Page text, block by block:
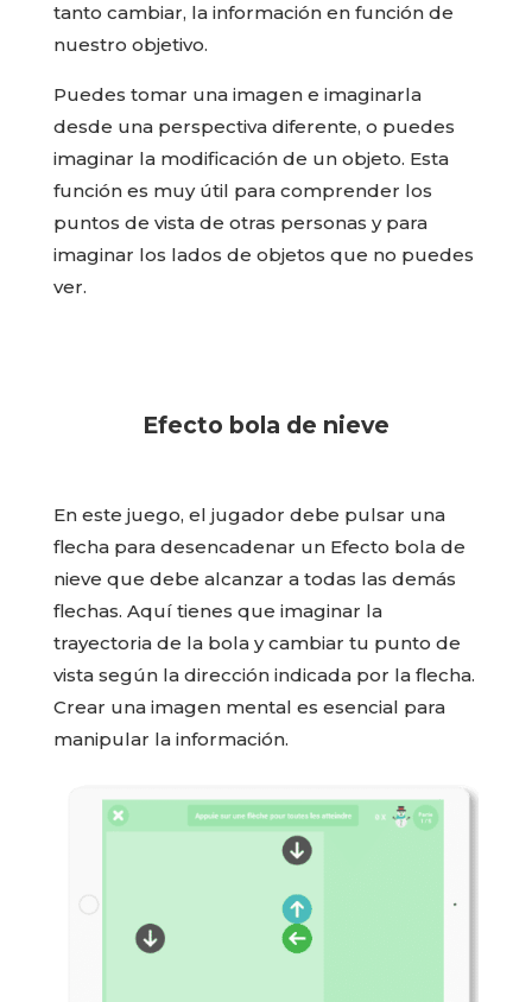
tanto cambiar, la información en función de
nuestro objetivo.
Puedes tomar una imagen e imaginarla
desde una perspectiva diferente, o puedes
imaginar la modificación de un objeto. Esta
función es muy útil para comprender los
puntos de vista de otras personas y para
imaginar los lados de objetos que no puedes
ver.
Efecto bola de nieve
En este juego, el jugador debe pulsar una
flecha para desencadenar un Efecto bola de
nieve que debe alcanzar a todas las demás
flechas. Aquí tienes que imaginar la
trayectoria de la bola y cambiar tu punto de
vista según la dirección indicada por la flecha.
Crear una imagen mental es esencial para
manipular la información.